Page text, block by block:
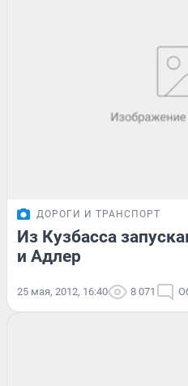
ДОРОГИ И ТРАНСПОРТ
Из Кузбасса
и Адлер
25 мая, 2012, 16:40 8 071